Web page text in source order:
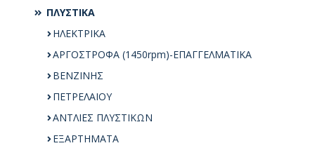
ΠΛΥΣΤΙΚΑ
ΗΛΕΚΤΡΙΚΑ
ΑΡΓΟΣΤΡΟΦΑ (1450rpm)-ΕΠΑΓΓΕΛΜΑΤΙΚΑ
ΒΕΝΖΙΝΗΣ
ΠΕΤΡΕΛΑΙΟΥ
ΑΝΤΛΙΕΣ ΠΛΥΣΤΙΚΩΝ
ΕΞΑΡΤΗΜΑΤΑ